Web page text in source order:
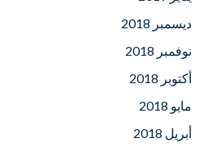
ديسمبر 2018
نوفمبر 2018
أكتوبر 2018
مايو 2018
أبريل 2018